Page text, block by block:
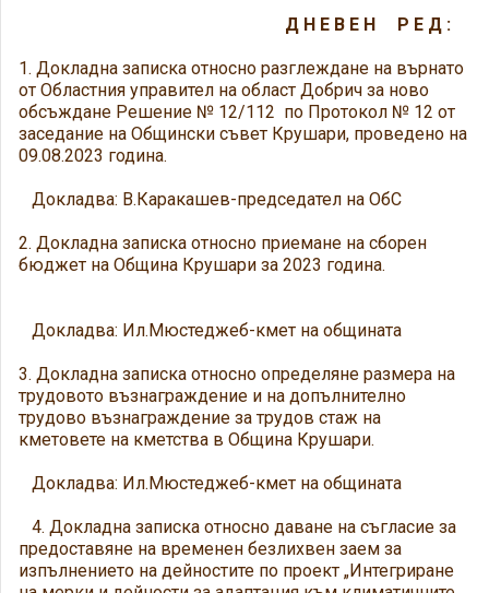
Д Н Е В Е Н Р Е Д :
1. Докладна записка относно разглеждане на върнато
от Областния управител на област Добрич за ново
обсъждане Решение № 12/112 по Протокол № 12 от
заседание на Общински съвет Крушари, проведено на
09.08.2023 година.
Докладва: В.Каракашев-председател на ОбС
2. Докладна записка относно приемане на сборен
бюджет на Община Крушари за 2023 година.
Докладва: Ил.Мюстеджеб-кмет на общината
3. Докладна записка относно определяне размера на
трудовото възнаграждение и на допълнително
трудово възнаграждение за трудов стаж на
кметовете на кметства в Община Крушари.
Докладва: Ил.Мюстеджеб-кмет на общината
4. Докладна записка относно даване на съгласие за
предоставяне на временен безлихвен заем за
изпълнението на дейностите по проект „Интегриране